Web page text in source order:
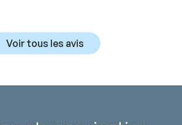
Voir tous les avis